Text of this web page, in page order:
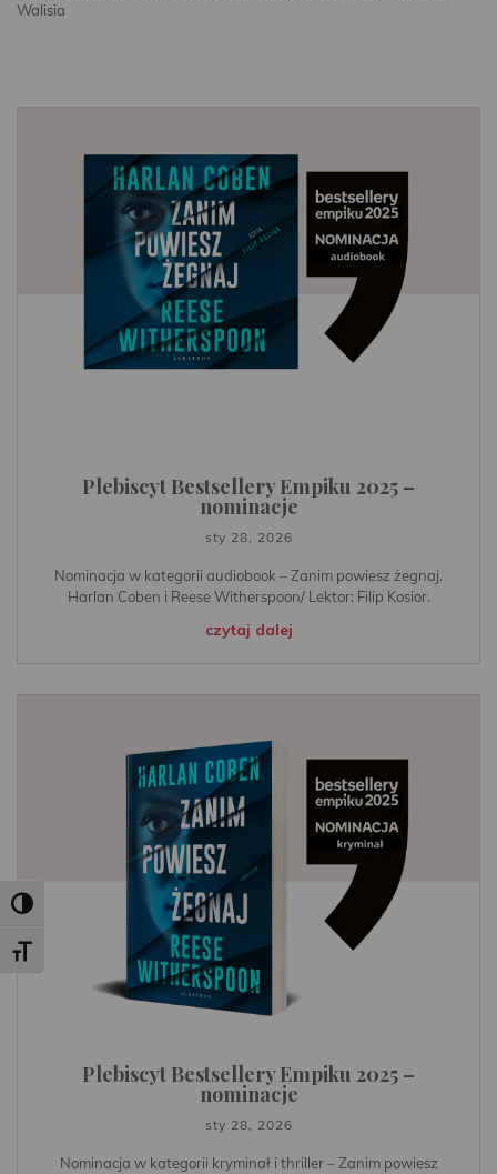
Toggle High Contrast
Toggle Font size
Walisia
Plebiscyt Bestsellery Empiku 2025 –
nominacje
sty 28, 2026
Nominacja w kategorii audiobook – Zanim powiesz żegnaj.
Harlan Coben i Reese Witherspoon/ Lektor: Filip Kosior.
czytaj dalej
Plebiscyt Bestsellery Empiku 2025 –
nominacje
sty 28, 2026
Nominacja w kategorii kryminał i thriller – Zanim powiesz